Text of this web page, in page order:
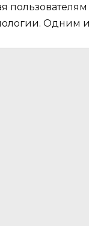
Одним из